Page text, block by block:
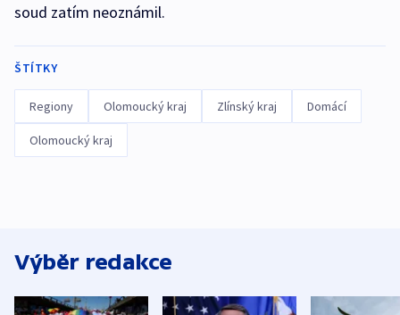
soud zatím neoznámil.
ŠTÍTKY
Regiony Olomoucký kraj Zlínský kraj Domácí
Olomoucký kraj
Výběr redakce